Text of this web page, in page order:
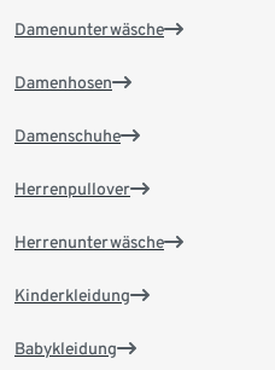
Damenunterwäsche
Damenhosen
Damenschuhe
Herrenpullover
Herrenunterwäsche
Kinderkleidung
Babykleidung